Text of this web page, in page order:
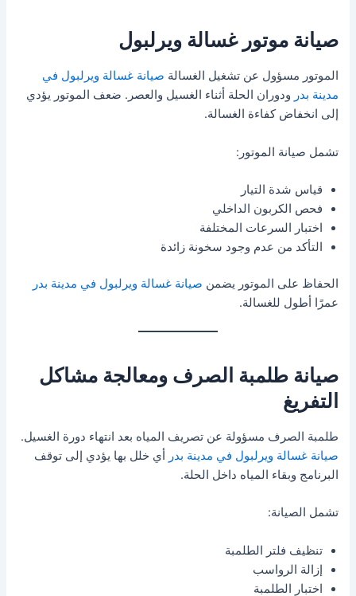
صيانة موتور غسالة ويرلبول
الموتور مسؤول عن تشغيل الغسالة صيانة غسالة ويرلبول في
مدينة بدر ودوران الحلة أثناء الغسيل والعصر. ضعف الموتور يؤدي
إلى انخفاض كفاءة الغسالة.
تشمل صيانة الموتور:
قياس شدة التيار
فحص الكربون الداخلي
اختبار السرعات المختلفة
التأكد من عدم وجود سخونة زائدة
الحفاظ على الموتور يضمن صيانة غسالة ويرلبول في مدينة بدر
عمرًا أطول للغسالة.
صيانة طلمبة الصرف ومعالجة مشاكل
التفريغ
طلمبة الصرف مسؤولة عن تصريف المياه بعد انتهاء دورة الغسيل.
صيانة غسالة ويرلبول في مدينة بدر أي خلل بها يؤدي إلى توقف
البرنامج وبقاء المياه داخل الحلة.
تشمل الصيانة:
تنظيف فلتر الطلمبة
إزالة الرواسب
اختبار الطلمبة